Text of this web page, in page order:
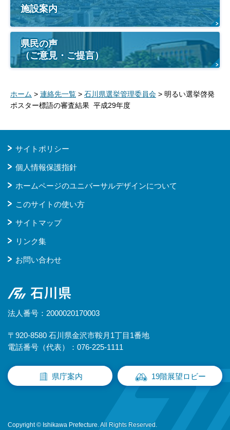
施設案内
県民の声
（ご意見・ご提言）
ホーム > 連絡先一覧 > 石川県選挙管理委員会 > 明るい選挙啓発
ポスター標語の審査結果 平成29年度
サイトポリシー
個人情報保護指針
ホームページのユニバーサルデザインについて
このサイトの使い方
サイトマップ
リンク集
お問い合わせ
石川県
法人番号：2000020170003
〒920-8580 石川県金沢市鞍月1丁目1番地
電話番号（代表）：076-225-1111
県庁案内 19階展望ロビー
Copyright © Ishikawa Prefecture. All Rights Reserved.